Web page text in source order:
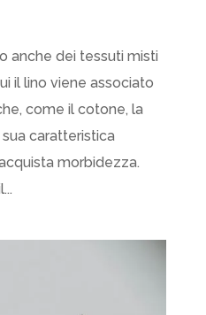
anche dei tessuti misti
il lino viene associato
come il cotone, la
caratteristica
morbidezza.